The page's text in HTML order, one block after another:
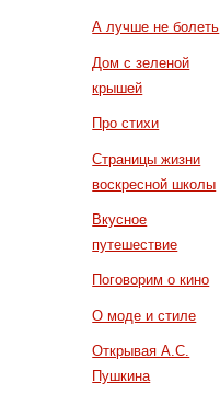
А лучше не болеть
Дом с зеленой
крышей
Про стихи
Страницы жизни
воскресной школы
Вкусное
путешествие
Поговорим о кино
О моде и стиле
Открывая А.С.
Пушкина